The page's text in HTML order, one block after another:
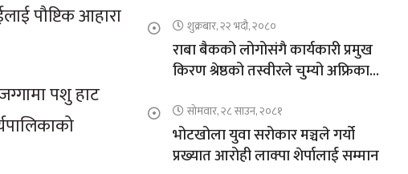
पौष्टिक आहारा
पशु हाट
शुक्रबार, २२ भदौ, २०८०
राबा बैकको लोगोसंगै कार्यकारी प्रमुख
किरण श्रेष्ठको तस्वीरले चुम्यो अफ्रिकाको
सोमवार, २८ साउन, २०८१
भोटखोला युवा सरोकार मञ्चले गर्यो
प्रख्यात आरोही लाक्पा शेर्पालाई सम्मान